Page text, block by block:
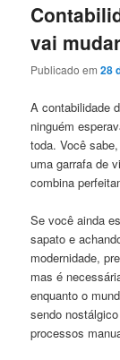
conteúdo
principal
conteúdo
secundário
vai
Publicado em28
A contabilidade
ninguém
toda. Você
uma garrafa de
combina
Se você ainda
sapato e
modernidade,
mas é
enquanto o
sendo
processos